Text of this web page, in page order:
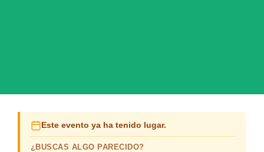
Este evento ya ha tenido lugar.
¿BUSCAS ALGO PARECIDO?